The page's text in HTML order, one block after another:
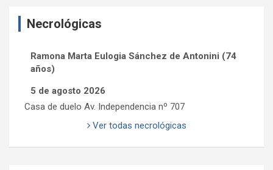
Necrológicas
Ramona Marta Eulogia Sánchez de Antonini (74
años)
5 de agosto 2026
Casa de duelo Av. Independencia nº 707
Ver todas necrológicas